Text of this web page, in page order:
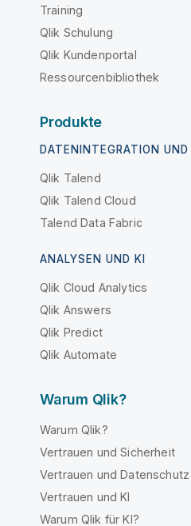
Training
Qlik Schulung
Qlik Kundenportal
Ressourcenbibliothek
Produkte
DATENINTEGRATION
Qlik Talend
Qlik Talend Cloud
Talend Data Fabric
ANALYSEN UND KI
Qlik Cloud Analytics
Qlik Answers
Qlik Predict
Qlik Automate
Warum Qlik?
Warum Qlik?
Vertrauen und Sicherheit
Vertrauen und Datenschutz
Vertrauen und KI
Warum Qlik für KI?